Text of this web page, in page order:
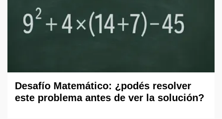
Desafío Matemático: ¿podés resolver
este problema antes de ver la solución?